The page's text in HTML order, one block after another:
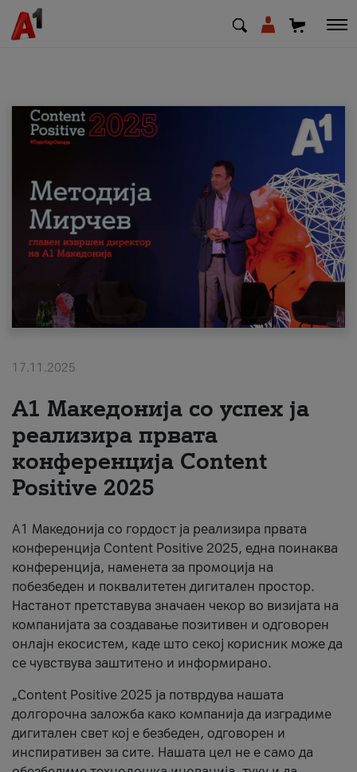
МК EN
Приватни Деловни
Поддршка
Надополни кредит
#ПодобарОнлајн
17.11.2025
А1 Македонија со успех ја
реализира првата
конференција Content
Positive 2025
А1 Македонија со гордост ја реализира првата
конференција Content Positive 2025, една поинаква
конференција, наменета за промоција на
побезбеден и поквалитетен дигитален простор.
Настанот претставува значаен чекор во визијата на
компанијата за создавање позитивен и одговорен
онлајн екосистем, каде што секој корисник може да
се чувствува заштитено и информирано.
„Content Positive 2025 ја потврдува нашата
долгорочна заложба како компанија да изградиме
дигитален свет кој е безбеден, одговорен и
инспиративен за сите. Нашата цел не е само да